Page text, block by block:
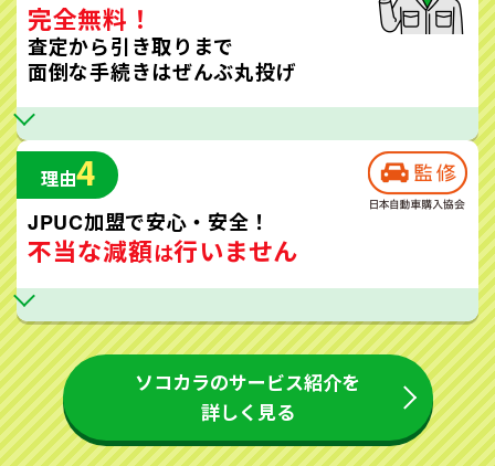
完全無料！
査定から引き取りまで
面倒な手続きはぜんぶ丸投げ
理由4
JPUC加盟で安心・安全！
不当な減額は行いません
ソコカラのサービス紹介を
詳しく見る